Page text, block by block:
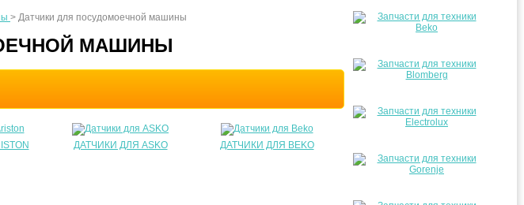
> Датчики для посудомоечной машины
МАШИНЫ
ДАТЧИКИ ДЛЯ ASKO ДАТЧИКИ ДЛЯ BEKO